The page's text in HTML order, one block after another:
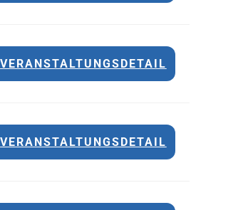
VERANSTALTUNGSDETAIL
VERANSTALTUNGSDETAIL